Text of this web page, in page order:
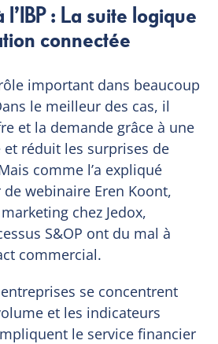
: La suite logique
connectée
important dans beaucoup
le meilleur des cas, il
et la demande grâce à une
et réduit les surprises de
comme l’a expliqué
webinaire Eren Koont,
chez Jedox,
S&OP ont du mal à
commercial.
se concentrent
et les indicateurs
le service financier